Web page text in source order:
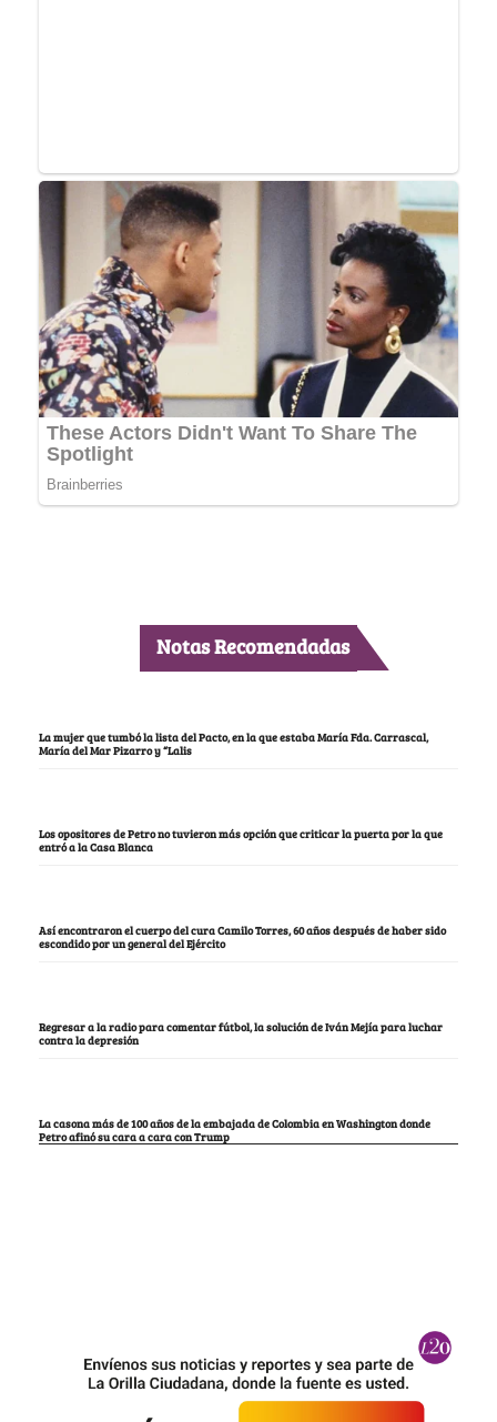
Notas Recomendadas
La mujer que tumbó la lista del Pacto, en la que estaba María Fda. Carrascal,
María del Mar Pizarro y “Lalis
Los opositores de Petro no tuvieron más opción que criticar la puerta por la que
entró a la Casa Blanca
Así encontraron el cuerpo del cura Camilo Torres, 60 años después de haber sido
escondido por un general del Ejército
Regresar a la radio para comentar fútbol, la solución de Iván Mejía para luchar
contra la depresión
La casona más de 100 años de la embajada de Colombia en Washington donde
Petro afinó su cara a cara con Trump